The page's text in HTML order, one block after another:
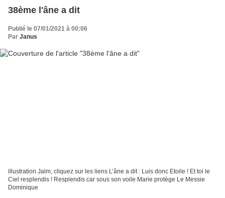
38ème l'âne a dit
Publié le 07/01/2021 à 00:06
Par Janus
illustration Jalm, cliquez sur les liens L’âne a dit : Luis donc Etoile ! Et toi le
Ciel resplendis ! Resplendis car sous son voile Marie protège Le Messie
Dominique